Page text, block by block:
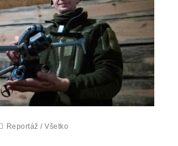
Reportáž / Všetko